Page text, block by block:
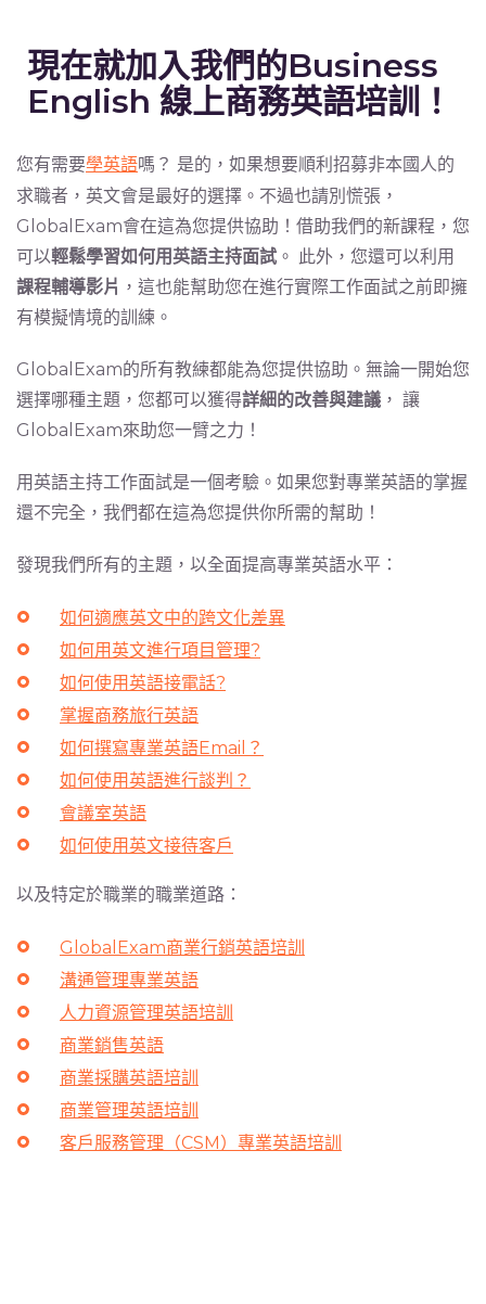
現在就加入我們的Business
English 線上商務英語培訓！
您有需要學英語嗎？ 是的，如果想要順利招募非本國人的
求職者，英文會是最好的選擇。不過也請別慌張，
GlobalExam會在這為您提供協助！借助我們的新課程，您
可以輕鬆學習如何用英語主持面試 。 此外，您還可以利用
課程輔導影片 ，這也能幫助您在進行實際工作面試之前即擁
有模擬情境的訓練。
GlobalExam的所有教練都能為您提供協助。無論一開始您
選擇哪種主題，您都可以獲得詳細的改善與建議 ， 讓
GlobalExam來助您一臂之力！
用英語主持工作面試是一個考驗。如果您對專業英語的掌握
還不完全，我們都在這為您提供你所需的幫助！
發現我們所有的主題，以全面提高專業英語水平：
如何適應英文中的跨文化差異
如何用英文進行項目管理?
如何使用英語接電話?
掌握商務旅行英語
如何撰寫專業英語Email？
如何使用英語進行談判？
會議室英語
如何使用英文接待客戶
以及特定於職業的職業道路：
GlobalExam商業行銷英語培訓
溝通管理專業英語
人力資源管理英語培訓
商業銷售英語
商業採購英語培訓
商業管理英語培訓
客戶服務管理（CSM）專業英語培訓